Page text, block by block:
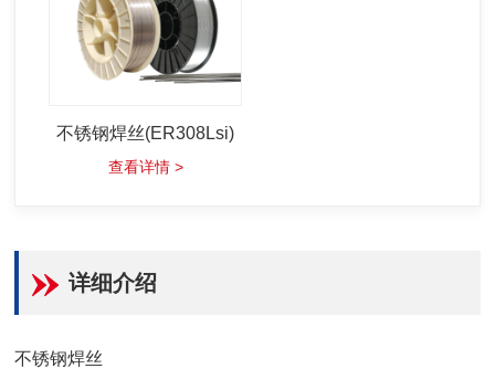
不锈钢焊丝(ER308Lsi)
查看详情 >
详细介绍
不锈钢焊丝